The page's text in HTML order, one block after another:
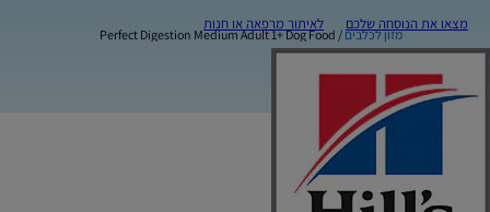
מצאו את הנוסחה שלכם לאיתור מרפאה או חנות
מזון לכלבים Perfect Digestion Medium Adult 1+ Dog Food